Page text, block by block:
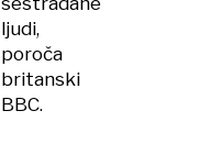
ljudi,
poroča
britanski
BBC.